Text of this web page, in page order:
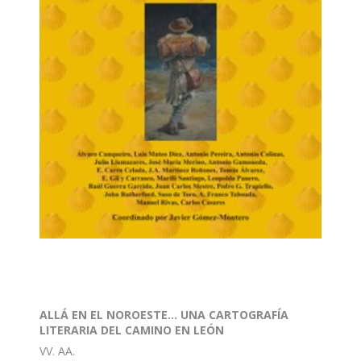
ALLÁ EN EL NOROESTE... UNA CARTOGRAFÍA
LITERARIA DEL CAMINO EN LEÓN
VV. AA.